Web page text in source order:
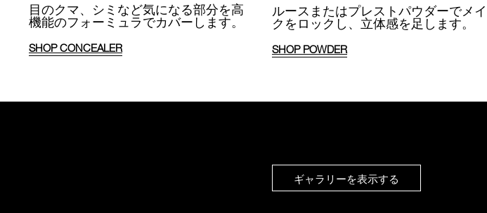
目のクマ、シミなど気になる部分を高
機能のフォーミュラでカバーします。
SHOP CONCEALER
ルースまたはプレストパウダーでメイ
クをロックし、立体感を足します。
SHOP POWDER
ギャラリーを表示する